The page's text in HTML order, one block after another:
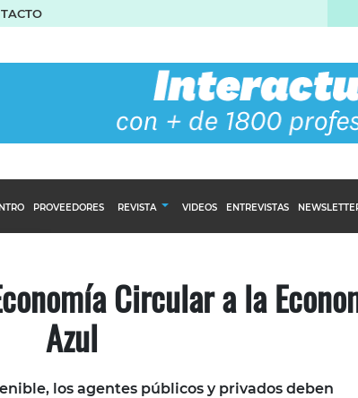
PROVEEDORES REVISTA VIDEOS ENTREVISTAS
Circular a la
Azul
los agentes públicos y privados deben